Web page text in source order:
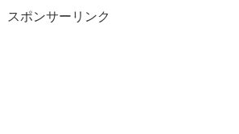
スポンサーリンク